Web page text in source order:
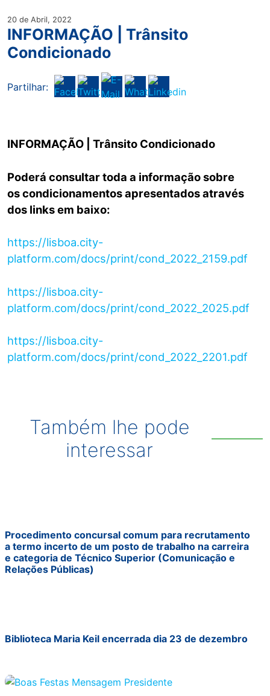
20 de Abril, 2022
INFORMAÇÃO | Trânsito
Condicionado
Partilhar:
INFORMAÇÃO | Trânsito Condicionado
Poderá consultar toda a informação sobre
os condicionamentos apresentados através
dos links em baixo:
https://lisboa.city-
platform.com/docs/print/cond_2022_2159.pdf
https://lisboa.city-
platform.com/docs/print/cond_2022_2025.pdf
https://lisboa.city-
platform.com/docs/print/cond_2022_2201.pdf
Também lhe pode
interessar
Procedimento concursal comum para recrutamento
a termo incerto de um posto de trabalho na carreira
e categoria de Técnico Superior (Comunicação e
Relações Públicas)
Biblioteca Maria Keil encerrada dia 23 de dezembro